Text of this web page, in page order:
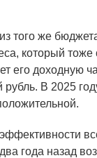
того же
который тоже
его доходную
В 2025
года назад